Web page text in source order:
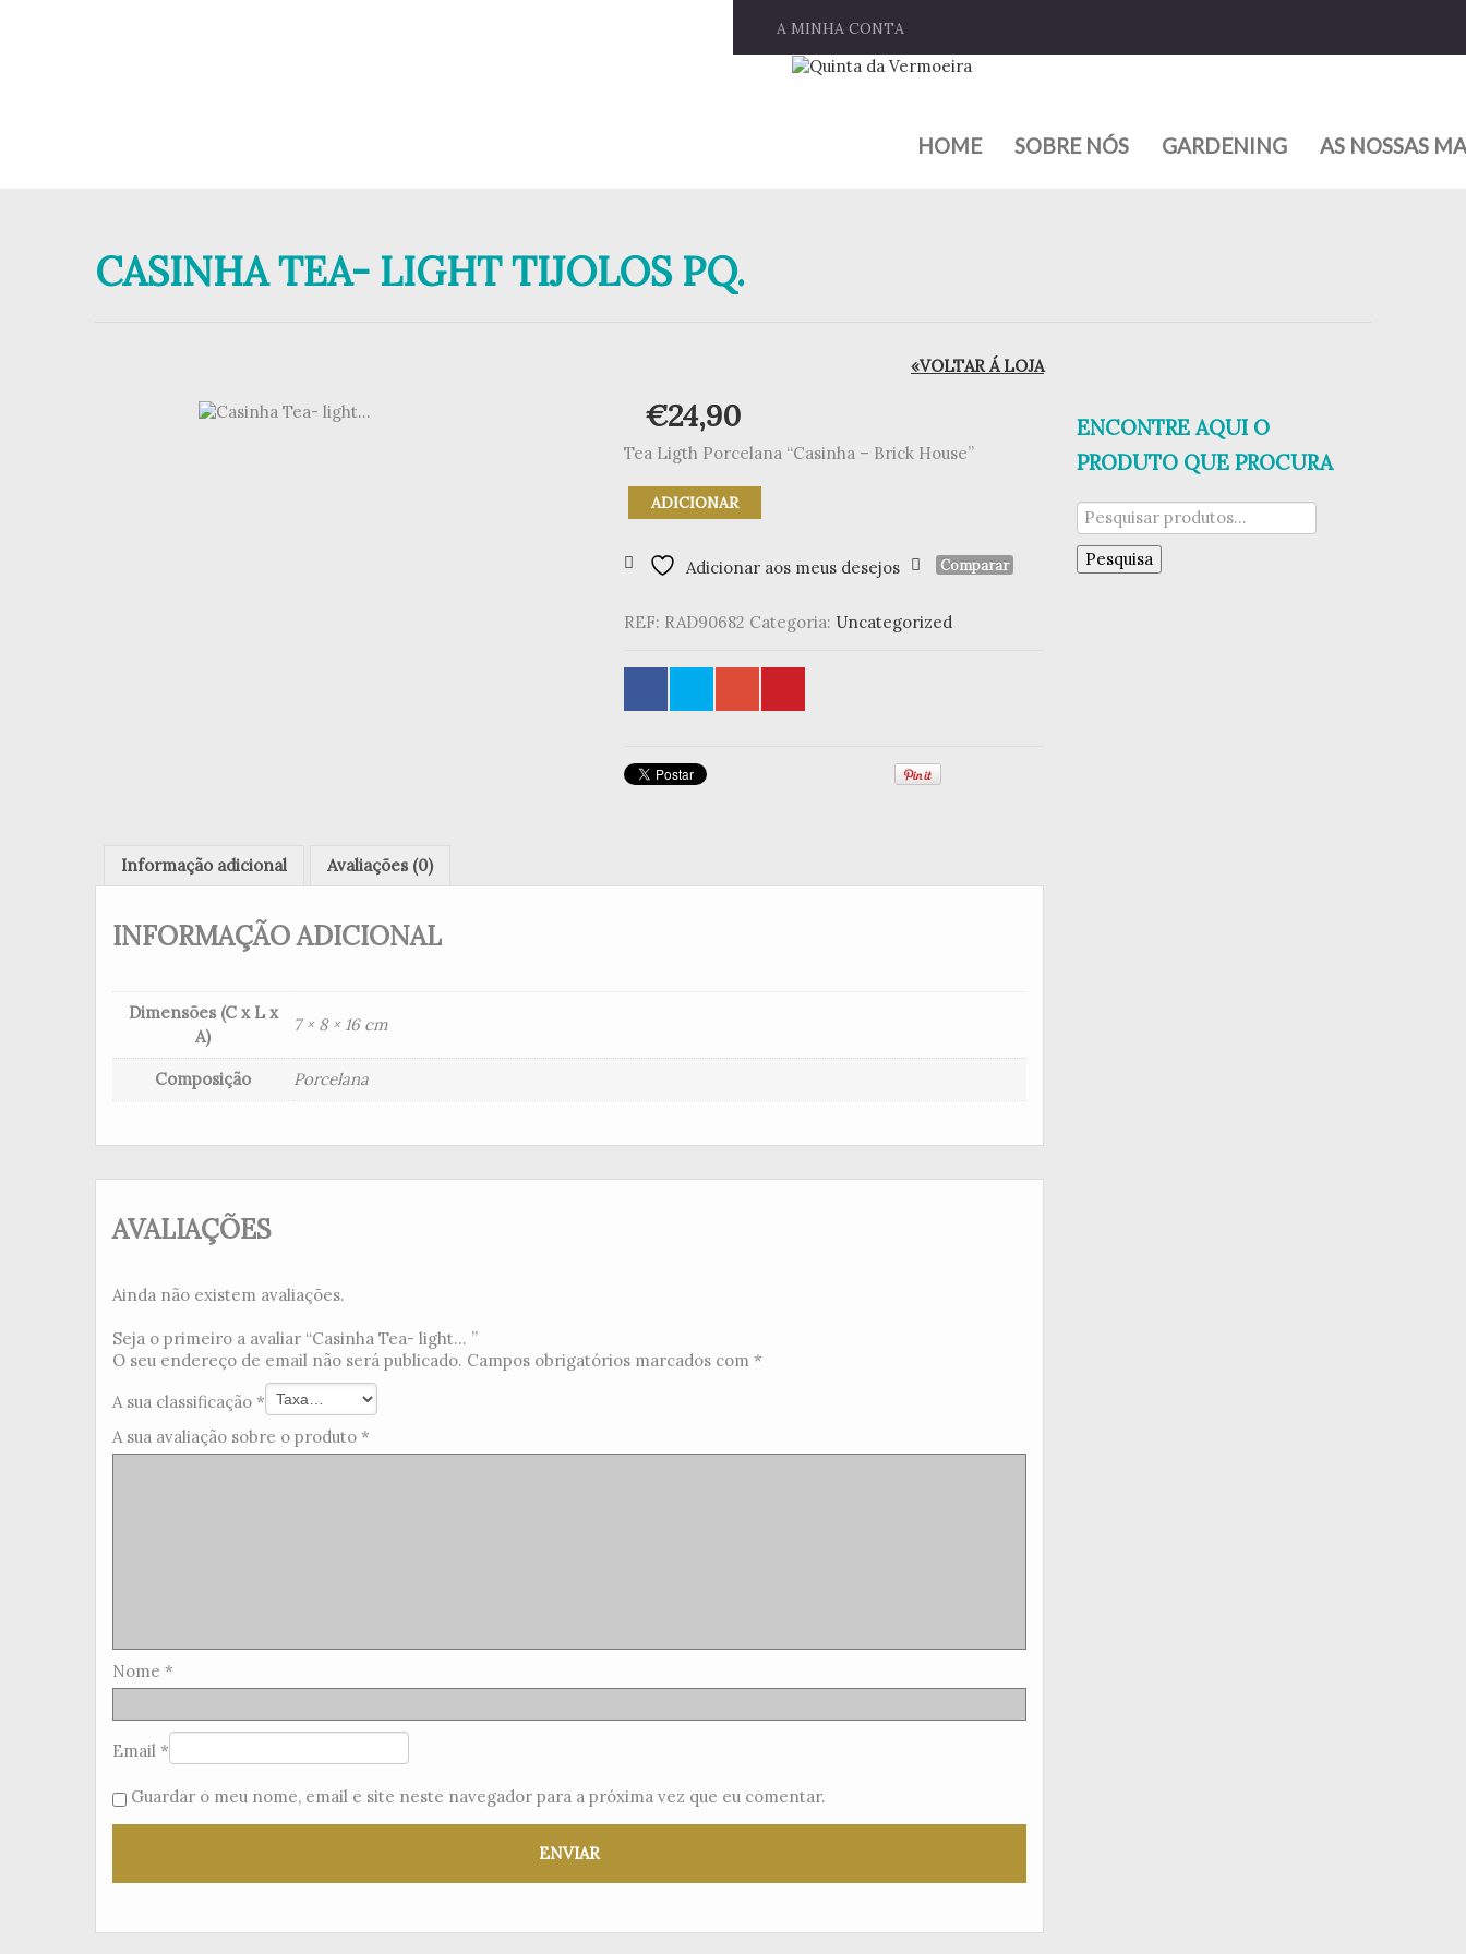
A MINHA CONTA
HOME SOBRE NÓS GARDENING AS NOSSAS
CASINHA TEA- LIGHT TIJOLOS PQ.
«VOLTAR Á LOJA
€24,90
Tea Ligth Porcelana “Casinha – Brick House”
Quantidade
de
Tea-
pq.
ADICIONAR
Adicionar aos meus desejos Comparar
REF: RAD90682 Categoria: Uncategorized
Informação adicional Avaliações (0)
INFORMAÇÃO ADICIONAL
Dimensões (C x L x
A)
7 × 8 × 16 cm
Composição Porcelana
AVALIAÇÕES
Ainda não existem avaliações.
Seja o primeiro a avaliar “Casinha Tea- light... ”
O seu endereço de email não será publicado. Campos obrigatórios marcados com *
A sua classificação *
A sua avaliação sobre o produto *
Nome *
Email *
Guardar o meu nome, email e site neste navegador para a próxima vez que eu comentar.
ENCONTRE AQUI O
PRODUTO QUE PROCURA
Pesquisar
por:
Pesquisa